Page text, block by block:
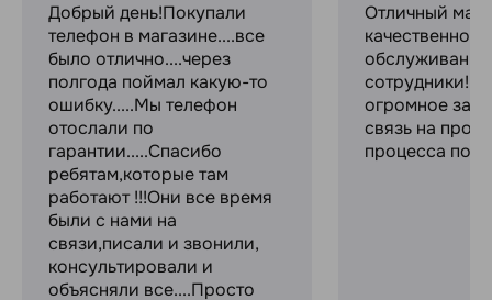
Добрый день!Покупали
телефон в магазине....все
было отлично....через
полгода поймал какую-то
ошибку.....Мы телефон
отослали по
гарантии.....Спасибо
ребятам,которые там
работают !!!Они все время
были с нами на
связи,писали и звонили,
консультировали и
объясняли все....Просто
Отличный
качественное
сотрудники!
огромное за
связь на
процесса